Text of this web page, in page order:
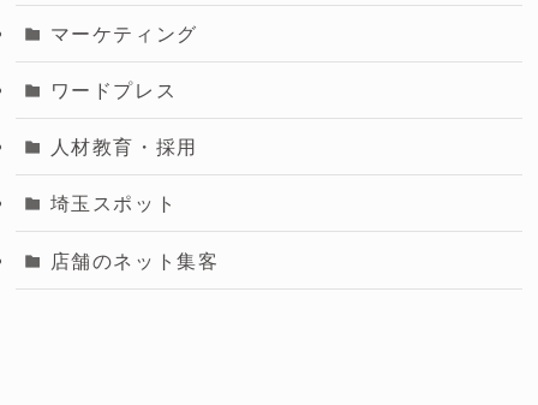
マーケティング
ワードプレス
人材教育・採用
埼玉スポット
店舗のネット集客